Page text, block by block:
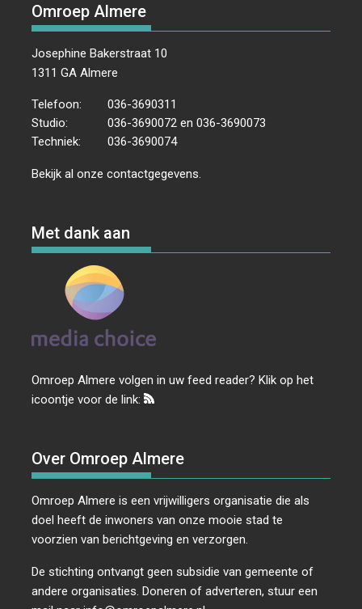
Omroep Almere
Josephine Bakerstraat 10
1311 GA Almere
Telefoon:
036-3690311
Studio:
036-3690072 en 036-3690073
Techniek:
036-3690074
Bekijk al onzecontactgegevens
Met dank aan
Omroep Almere volgen in uw feed reader? Klik op het
icoontje voor de link:
Over Omroep Almere
Omroep Almere is een vrijwilligers organisatie die als
doel heeft de inwoners van onze mooie stad te
voorzien van berichtgeving en verzorgen.
De stichting ontvangt geen subsidie van gemeente of
andere organisaties. Doneren of adverteren, stuur een